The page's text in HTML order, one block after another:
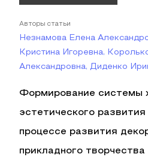
Авторы статьи
Незнамова Елена
Кристина Игоревна,
Александровна, Диденко
Формирование системы
эстетического
процессе развития
прикладного творчества